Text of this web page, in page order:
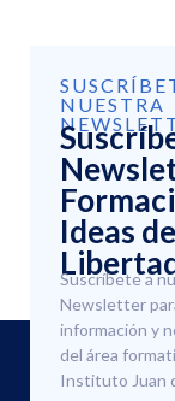
NUESTRA
Ideas
Suscríbete a
Newsletter
información y
del área
Instituto Juan